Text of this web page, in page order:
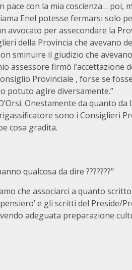
pace con la mia coscienza… poi,
Enel potesse fermarsi solo
avvocato per assecondare la
della Provincia che avevano
sminuire il giudizio che
assessore firmò
Provinciale , forse se
potuto agire diversamente.”
Onestamente da quanto
sono i Consiglieri
cosa gradita.
qualcosa da dire ???????”
che associarci a quanto
e gli scritti del Preside/
adeguata preparazione